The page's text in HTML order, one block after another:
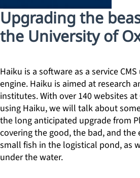
Upgrading the
the University of
Haiku is a software as a service
engine. Haiku is aimed at research
institutes. With over 140 websites
using Haiku, we will talk about
the long anticipated upgrade from
covering the good, the bad, and the
small fish in the logistical pond, as
under the water.